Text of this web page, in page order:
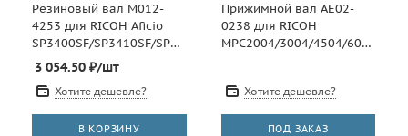
Резиновый вал M012-
4253 для RICOH Aficio
SP3400SF/SP3410SF/SP3500SF/SP3510SF
(CET), CET6739U
3 054.50 ₽/шт
Хотите дешевле?
В КОРЗИНУ
Прижимной вал AE02-
0238 для RICOH
MPC2004/3004/4504/6004
Хотите дешевле?
ПОД ЗАКАЗ